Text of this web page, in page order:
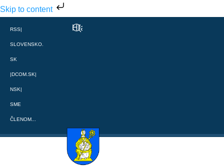
Skip to content
RSS|
SLOVENSKO.
SK
|DCOM.SK|
NSK|
SME
ČLENOM...